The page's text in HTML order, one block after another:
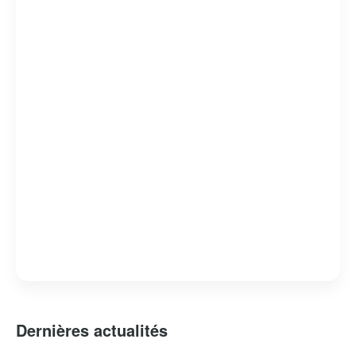
Dernières actualités